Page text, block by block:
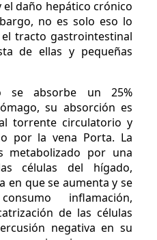
daño hepático crónico
no es solo eso lo
tracto gastrointestinal
de ellas y pequeñas
se absorbe un 25%
su absorción es
torrente circulatorio y
por la vena Porta. La
metabolizado por una
células del hígado,
en que se aumenta y se
inflamación,
de las células
negativa en su